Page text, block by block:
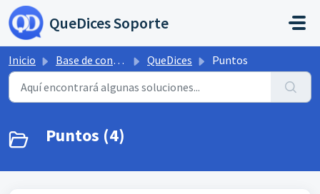
Saltar al contenido principal
QueDices Soporte
Inicio Base de conocimientos QueDices Puntos
Puntos (4)